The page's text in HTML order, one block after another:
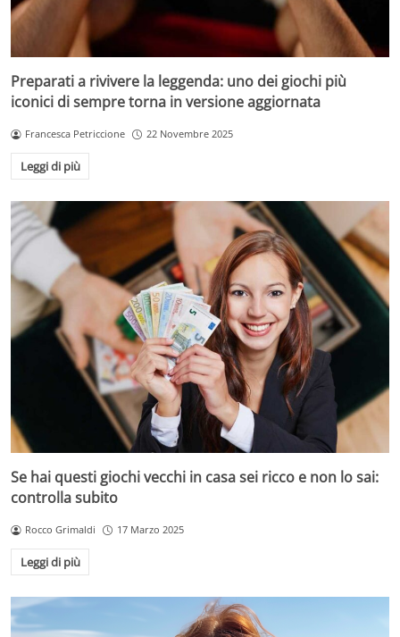
Preparati a rivivere la leggenda: uno dei giochi più
iconici di sempre torna in versione aggiornata
Francesca Petriccione 22 Novembre 2025
Leggi di più
Se hai questi giochi vecchi in casa sei ricco e non lo sai:
controlla subito
Rocco Grimaldi 17 Marzo 2025
Leggi di più